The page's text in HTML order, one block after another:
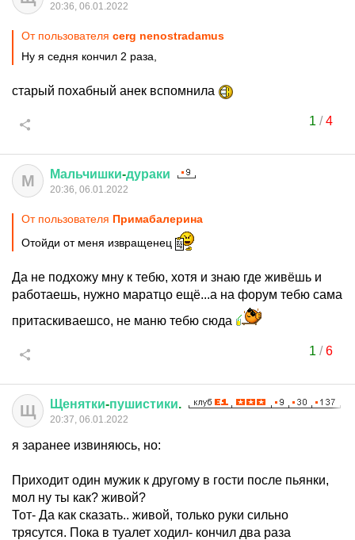
20:36, 06.01.2022
От пользователя cerg nenostradamus
Ну я седня кончил 2 раза,
старый похабный анек вспомнила
1 /4
М Мальчишки-дураки
20:36, 06.01.2022
От пользователя Примaбaлерина
Отойди от меня извращенец
Да не подхожу мну к тебю, хотя и знаю где живёшь и
работаешь, нужно маратцо ещё...а на форум тебю сама
притаскиваешсо, не маню тебю сюда
1 /6
Щ Щенятки-пушистики.
20:37, 06.01.2022
я заранее извиняюсь, но:
Приходит один мужик к другому в гости после пьянки,
мол ну ты как? живой?
Тот- Да как сказать.. живой, только руки сильно
трясутся. Пока в туалет ходил- кончил два раза